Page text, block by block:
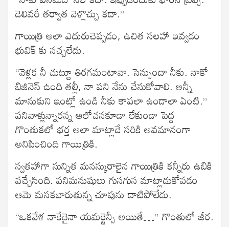
డెలివరీ తర్వాత వెళ్లొచ్చు కదా.”
గాయిత్రి అలా ఎదురుచెప్పడం, ఉచిత సలహా ఇవ్వడం
భువిక్ కు నచ్చలేదు.
“వెళ్లక నీ చుట్టూ తిరగమంటావా. సెన్సుందా నీకు. నాకో
బిజినెస్ ఉంది తల్లీ, నా పని నేను చేసుకోవాలి. అన్నీ
మానుకుని ఇంట్లో ఉండి నీకు కాపలా ఉండాలా ఏంటి.”
పనివాళ్లున్నారన్న ఆలోచనకూడా లేకుండా పెద్ద
గొంతుకలో భర్త అలా మాట్లాడే సరికి అవమానంగా
అనిపించింది గాయిత్రికి.
స్వతహాగా సున్నిత మనస్కురాలైన గాయిత్రికి కన్నీరు ఉబికి
వచ్చేసింది. పనిమనుషులు గుసగుస మాట్లాడుకోవడం
ఆమె మసకబారుతున్న చూపును దాటిపోలేదు.
“ఒకవేళ నాకేదైనా యమర్జెన్సీ అయితే…” గొంతులో జీర.